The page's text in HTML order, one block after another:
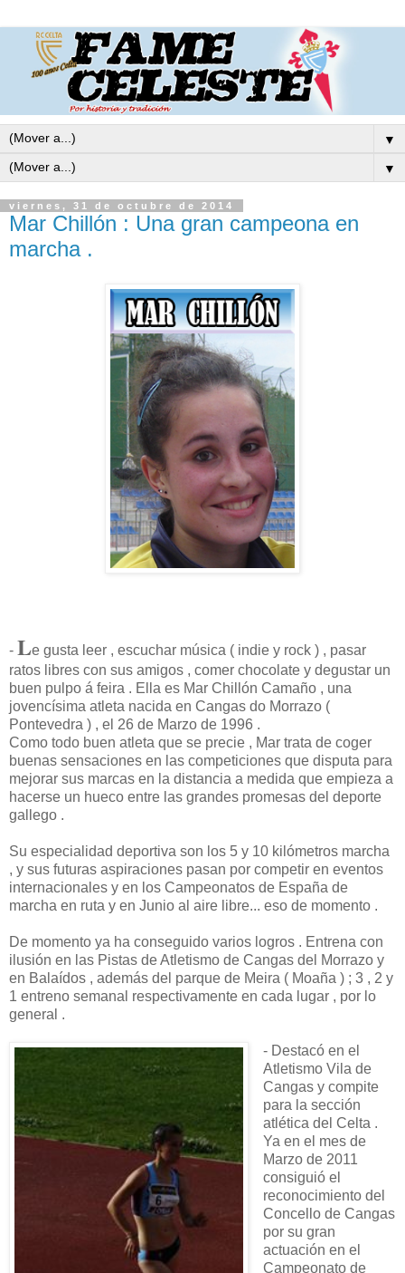
▼
▼
viernes, 31 de octubre de 2014
Mar Chillón : Una gran campeona en
marcha .
- Le gusta leer , escuchar música ( indie y rock ) , pasar
ratos libres con sus amigos , comer chocolate y degustar un
buen pulpo á feira . Ella es Mar Chillón Camaño , una
jovencísima atleta nacida en Cangas do Morrazo (
Pontevedra ) , el 26 de Marzo de 1996 .
Como todo buen atleta que se precie , Mar trata de coger
buenas sensaciones en las competiciones que disputa para
mejorar sus marcas en la distancia a medida que empieza a
hacerse un hueco entre las grandes promesas del deporte
gallego .
Su especialidad deportiva son los 5 y 10 kilómetros marcha
, y sus futuras aspiraciones pasan por competir en eventos
internacionales y en los Campeonatos de España de
marcha en ruta y en Junio al aire libre... eso de momento .
De momento ya ha conseguido varios logros . Entrena con
ilusión en las Pistas de Atletismo de Cangas del Morrazo y
en Balaídos , además del parque de Meira ( Moaña ) ; 3 , 2 y
1 entreno semanal respectivamente en cada lugar , por lo
general .
- Destacó en el
Atletismo Vila de
Cangas y compite
para la sección
atlética del Celta .
Ya en el mes de
Marzo de 2011
consiguió el
reconocimiento del
Concello de Cangas
por su gran
actuación en el
Campeonato de